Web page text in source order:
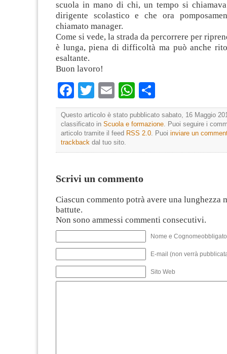
scuola in mano di chi, un tempo si chiamava
dirigente scolastico e che ora
chiamato manager.
Come si vede, la strada da percorrere per
è lunga, piena di difficoltà ma può anche
esaltante.
Buon lavoro!
Facebook
TwitterEmailWhatsApp
Questo articolo è stato pubblicato sabato, 16 Maggio
classificato in Scuola e formazione. Puoi seguire i
articolo tramite il feed RSS 2.0. Puoi inviare un
trackback dal tuo sito.
Scrivi un commento
Ciascun commento potrà avere una lunghezza
battute.
Non sono ammessi commenti consecutivi.
Nome e
E-mail (non verrà
Sito Web